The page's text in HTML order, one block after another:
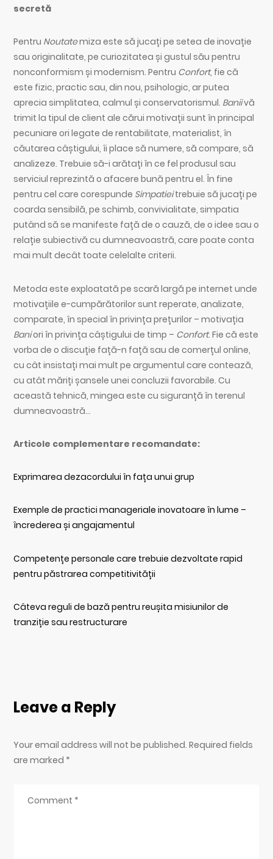
secretă
Pentru Noutatemiza este să jucați pe setea de inovație
sau originalitate, pe curiozitatea și gustul său pentru
nonconformism și modernism. Pentru Confort, fie că
este fizic, practic sau, din nou, psihologic, ar putea
aprecia simplitatea, calmul și conservatorismul. Baniivă
trimit la tipul de client ale cărui motivații sunt în principal
pecuniare ori legate de rentabilitate, materialist, în
căutarea câștigului, îi place să numere, să compare, să
analizeze. Trebuie să-i arătați în ce fel produsul sau
serviciul reprezintă o afacere bună pentru el. În fine
pentru cel care corespunde Simpatieitrebuie să jucați pe
coarda sensibilă, pe schimb, convivialitate, simpatia
putând să se manifeste față de o cauză, de o idee sau o
relație subiectivă cu dumneavoastră, care poate conta
mai mult decât toate celelalte criterii.
Metoda este exploatată pe scară largă pe internet unde
motivațiile e-cumpărătorilor sunt reperate, analizate,
comparate, în special în privința prețurilor – motivația
Baniori în privința câștigului de timp – Confort. Fie că este
vorba de o discuție față-n față sau de comerțul online,
cu cât insistați mai mult pe argumentul care contează,
cu atât măriți șansele unei concluzii favorabile. Cu
această tehnică, mingea este cu siguranță în terenul
dumneavoastră…
Articole complementare recomandate:
Exprimarea dezacordului în fața unui grup
Exemple de practici manageriale inovatoare în lume –
încrederea și angajamentul
Competențe personale care trebuie dezvoltate rapid
pentru păstrarea competitivității
Câteva reguli de bază pentru reușita misiunilor de
tranziție sau restructurare
Leave a Reply
Your email address will not be published. Required fields
are marked *